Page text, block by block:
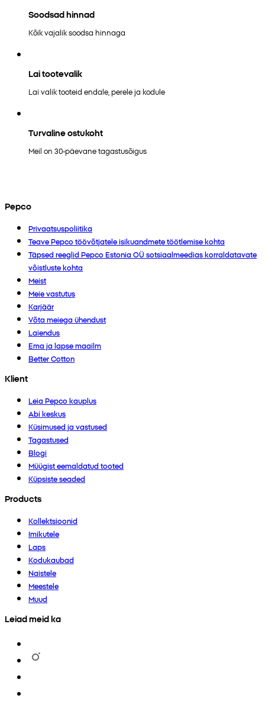
Soodsad hinnad
Kõik vajalik soodsa hinnaga
Lai tootevalik
Lai valik tooteid endale, perele ja kodule
Turvaline ostukoht
Meil on 30-päevane tagastusõigus
Pepco
Privaatsuspoliitika
Teave Pepco töövõtjatele isikuandmete töötlemise kohta
Täpsed reeglid Pepco Estonia OÜ sotsiaalmeedias korraldatavate
võistluste kohta
Meist
Meie vastutus
Karjäär
Võta meiega ühendust
Laiendus
Ema ja lapse maailm
Better Cotton
Klient
Leia Pepco kauplus
Abi keskus
Küsimused ja vastused
Tagastused
Blogi
Müügist eemaldatud tooted
Küpsiste seaded
Products
Kollektsioonid
Imikutele
Laps
Kodukaubad
Naistele
Meestele
Muud
Leiad meid ka